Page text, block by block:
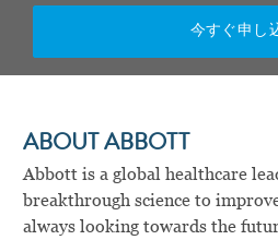
今すぐ申し
ABOUT ABBOTT
Abbott is a global healthcare
breakthrough science to
always looking towards the